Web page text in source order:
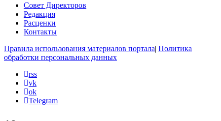
Совет Директоров
Редакция
Расценки
Контакты
Правила использования материалов портала| Политика
обработки персональных данных
rss
vk
ok
Telegram